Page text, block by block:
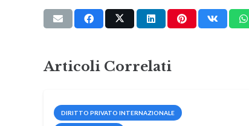
Articoli Correlati
DIRITTO PRIVATO INTERNAZIONALE